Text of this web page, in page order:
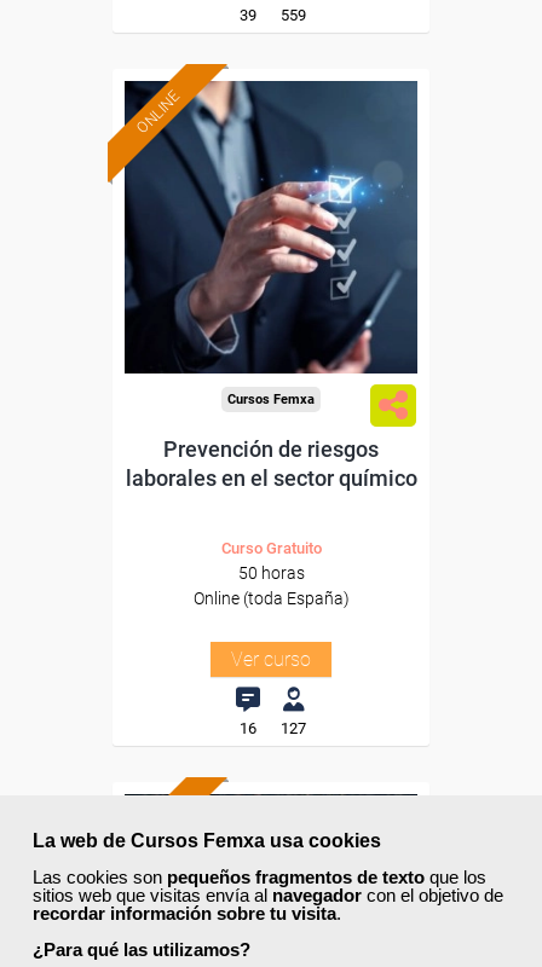
La web de Cursos Femxa usa cookies
Las cookies son pequeños fragmentos de texto que los
sitios web que visitas envía al navegador con el objetivo de
recordar información sobre tu visita.
¿Para qué las utilizamos?
39 559
ONLINE
Formación 100%
subvencionada.
Para desempleados,
trabajadores y autónomos.
Sector
-Industria Química.
Cursos Femxa
Prevención de riesgos
laborales en el sector químico
Curso Gratuito
50 horas
Online (toda España)
Ver curso
16 127
ONLINE
subvencionada.
Para desempleados,
trabajadores y autónomos.